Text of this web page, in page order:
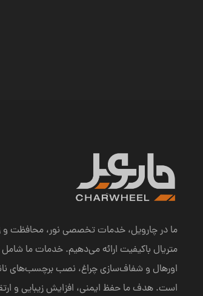
ما در چارویل، خدمات تخصصی نور، محافظت و
اورهال و شفاف‌سازی چراغ، نصب برچسب‌های
است. هدف ما حفظ ایمنی، افزایش زیبایی و